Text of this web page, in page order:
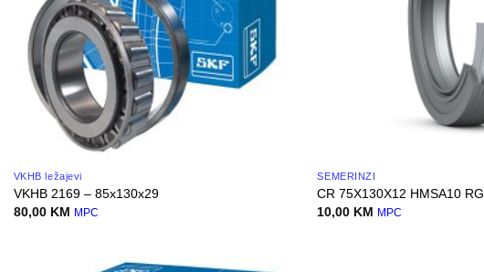
VKHB ležajevi
VKHB 2169 – 85x130x29
80,00 KM MPC
SEMERINZI
CR 75X130X12 HMSA10 RG
10,00 KM MPC